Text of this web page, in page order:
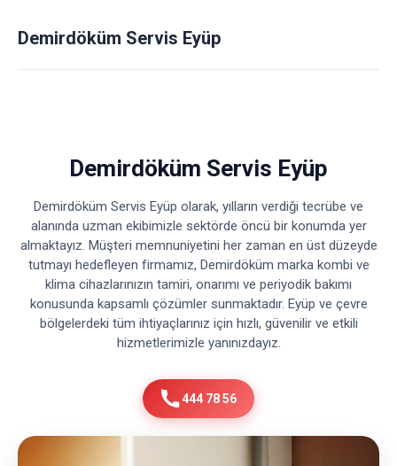
Demirdöküm Servis Eyüp
Demirdöküm Servis Eyüp
Demirdöküm Servis Eyüp olarak, yılların verdiği tecrübe ve
alanında uzman ekibimizle sektörde öncü bir konumda yer
almaktayız. Müşteri memnuniyetini her zaman en üst düzeyde
tutmayı hedefleyen firmamız, Demirdöküm marka kombi ve
klima cihazlarınızın tamiri, onarımı ve periyodik bakımı
konusunda kapsamlı çözümler sunmaktadır. Eyüp ve çevre
bölgelerdeki tüm ihtiyaçlarınız için hızlı, güvenilir ve etkili
hizmetlerimizle yanınızdayız.
444 78 56